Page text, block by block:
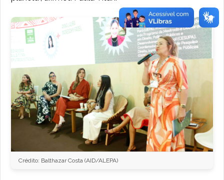
Crédito: Balthazar Costa (AID/ALEPA)